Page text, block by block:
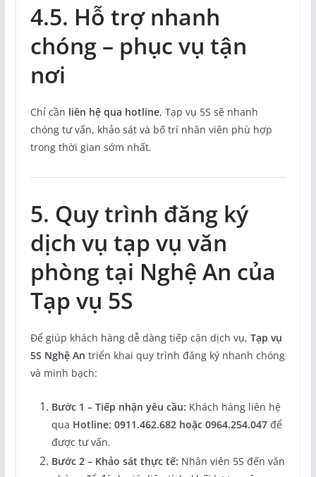
4.5. Hỗ trợ nhanh
chóng – phục vụ tận
nơi
Chỉ cần liên hệ qua hotline, Tạp vụ 5S sẽ nhanh
chóng tư vấn, khảo sát và bố trí nhân viên phù hợp
trong thời gian sớm nhất.
5. Quy trình đăng ký
dịch vụ tạp vụ văn
phòng tại Nghệ An của
Tạp vụ 5S
Để giúp khách hàng dễ dàng tiếp cận dịch vụ, Tạp vụ
5S Nghệ An triển khai quy trình đăng ký nhanh chóng
và minh bạch:
Bước 1 – Tiếp nhận yêu cầu: Khách hàng liên hệ
qua Hotline: 0911.462.682 hoặc 0964.254.047để
được tư vấn.
Bước 2 – Khảo sát thực tế: Nhân viên 5S đến văn